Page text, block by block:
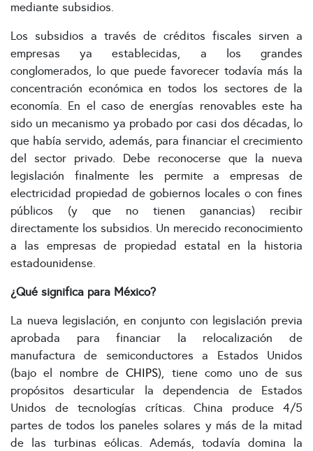
mediante subsidios.
Los subsidios a través de créditos fiscales sirven a
empresas ya establecidas, a los grandes
conglomerados, lo que puede favorecer todavía más la
concentración económica en todos los sectores de la
economía. En el caso de energías renovables este ha
sido un mecanismo ya probado por casi dos décadas, lo
que había servido, además, para financiar el crecimiento
del sector privado. Debe reconocerse que la nueva
legislación finalmente les permite a empresas de
electricidad propiedad de gobiernos locales o con fines
públicos (y que no tienen ganancias) recibir
directamente los subsidios. Un merecido reconocimiento
a las empresas de propiedad estatal en la historia
estadounidense.
¿Qué significa para México?
La nueva legislación, en conjunto con legislación previa
aprobada para financiar la relocalización de
manufactura de semiconductores a Estados Unidos
(bajo el nombre deCHIPS), tiene como uno de sus
propósitos desarticular la dependencia de Estados
Unidos de tecnologías críticas. China produce 4/5
partes de todos los paneles solares y más de la mitad
de las turbinas eólicas. Además, todavía domina la